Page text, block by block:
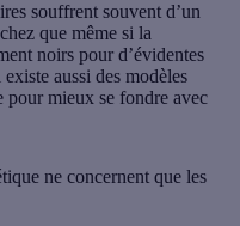
souffrent souvent d’un
que même si la
noirs pour d’évidentes
aussi des modèles
pour mieux se fondre avec
ne concernent que les